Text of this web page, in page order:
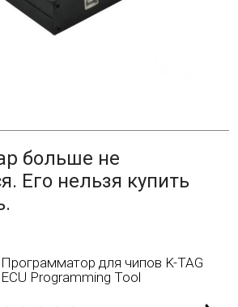
больше не
Его нельзя купить
Программатор для чипов K-TAG
ECU Programming Tool